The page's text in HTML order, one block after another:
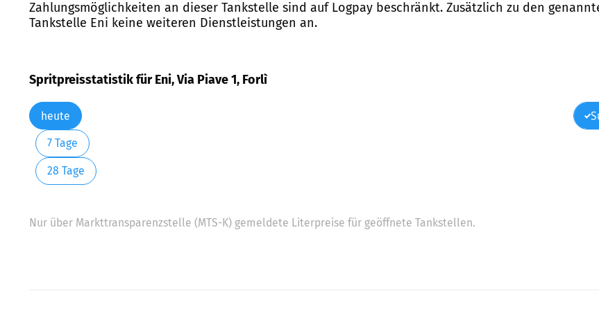
Zahlungsmöglichkeiten an dieser Tankstelle sind auf Logpay beschränkt. Zusätzlich zu den
Tankstelle Eni keine weiteren Dienstleistungen an.
Spritpreisstatistik für Eni, Via Piave 1, Forlì
heute
7 Tage
28 Tage
Nur über Markttransparenzstelle (MTS-K) gemeldete Literpreise für geöffnete Tankstellen.